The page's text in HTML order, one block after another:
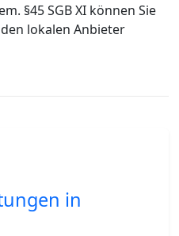
§45 SGB XI können Sie
lokalen Anbieter
in